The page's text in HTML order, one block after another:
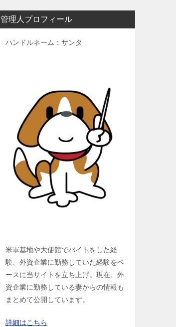
管理人プロフィール
ハンドルネーム：サンタ
米軍基地や大使館でバイトをした経
験、外資企業に勤務していた経験をベ
ースに当サイトを立ち上げ。現在、外
資企業に勤務している妻からの情報も
まとめて公開しています。
詳細はこちら